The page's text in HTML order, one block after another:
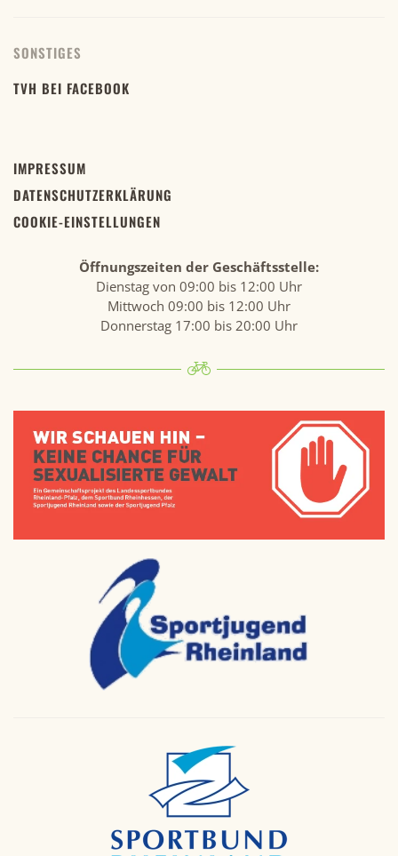
SONSTIGES
TVH BEI FACEBOOK
IMPRESSUM
DATENSCHUTZERKLÄRUNG
COOKIE-EINSTELLUNGEN
Öffnungszeiten der Geschäftsstelle:
Dienstag von 09:00 bis 12:00 Uhr
Mittwoch 09:00 bis 12:00 Uhr
Donnerstag 17:00 bis 20:00 Uhr